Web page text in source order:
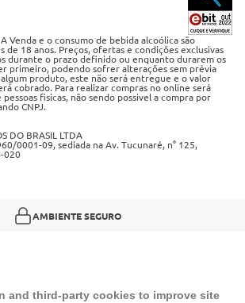
and third-party cookies to improve site
e devoluções
Venda e o consumo de bebida alcoólica são
de 18 anos. Preços, ofertas e condições exclusivas
durante o prazo definido ou enquanto durarem os
primeiro, podendo sofrer alterações sem prévia
produto, este não será entregue e o valor
cobrado. Para realizar compras no online será
fisicas, não sendo possivel a compra por
CNPJ.
DO BRASIL LTDA
0001-09, sediada na Av. Tucunaré, n° 125,
020
AMBIENTE SEGURO